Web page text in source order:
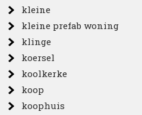
kleine
kleine prefab woning
klinge
koersel
koolkerke
koop
koophuis